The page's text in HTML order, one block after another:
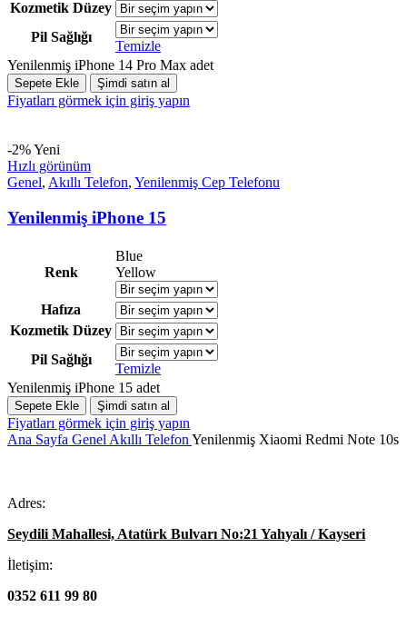
Kozmetik Düzey
Pil Sağlığı
Temizle
Yenilenmiş iPhone 14 Pro Max adet
Sepete Ekle Şimdi satın al
Fiyatları görmek için giriş yapın
-2%Yeni
Hızlı görünüm
Genel, Akıllı Telefon, Yenilenmiş Cep Telefonu
Yenilenmiş iPhone 15
Renk
Blue
Yellow
Hafıza
Kozmetik Düzey
Pil Sağlığı
Temizle
Yenilenmiş iPhone 15 adet
Sepete Ekle Şimdi satın al
Fiyatları görmek için giriş yapın
Ana Sayfa Genel Akıllı Telefon Yenilenmiş Xiaomi Redmi Note 10s
Adres:
Seydili Mahallesi, Atatürk Bulvarı No:21 Yahyalı / Kayseri
İletişim:
0352 611 99 80